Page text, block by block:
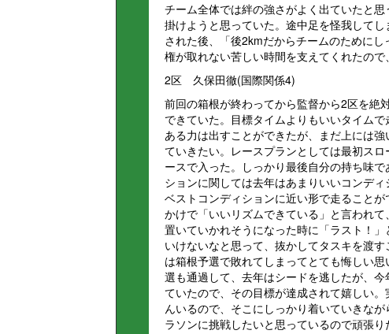
チーム全体では絆の強さがよく出ていたと
掛けようと思っていた。途中足を怪我して
された後、「後2kmだからチームのために
権が取れない苦しい時間を支えてくれたので
2区 久保田徹(国際関係4)
前回の箱根が終わってから監督から2区を絶
できていた。目標タイムよりもいいタイム
ある力は出すことができたが、まだ上には
ていきたい。レースプランとしては最初ス
ースで入った。しっかり最後自分の持ち味
ションに関しては去年はあまりいいコンデ
ベストコンディションに近い形で走ること
かけで「いいリズムできている」と言われ
置いていかれそうになった時に「ラスト！
いけないなと思って、抜かしてタスキを渡
は箱根予選で敗れてしまってとても悔しい
選も通過して、去年はシードを逃したが、
ていたので、その目標が達成されて嬉しい
んいるので、そこにしっかり着いていきな
ラソンに挑戦したいと思っているので頑張り